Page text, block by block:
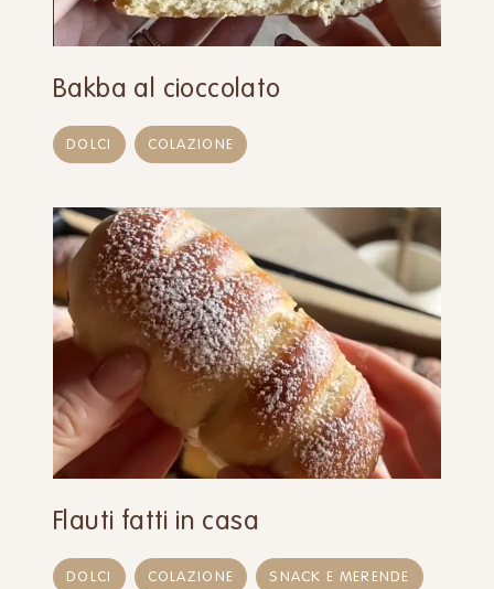
Bakba al cioccolato
DOLCI COLAZIONE
Flauti fatti in casa
DOLCI COLAZIONE SNACK E MERENDE